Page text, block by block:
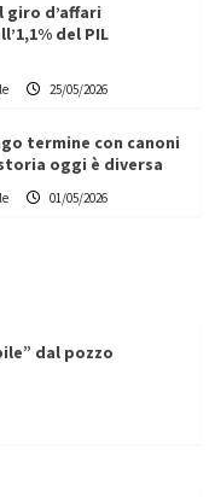
giro d’affari
del PIL
25/05/2026
termine con canoni
oggi è diversa
01/05/2026
dal pozzo